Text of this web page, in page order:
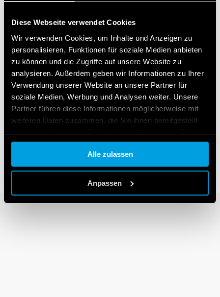
Diese Webseite verwendet Cookies
Wir verwenden Cookies, um Inhalte und Anzeigen zu
personalisieren, Funktionen für soziale Medien anbieten
zu können und die Zugriffe auf unsere Website zu
analysieren. Außerdem geben wir Informationen zu Ihrer
Verwendung unserer Website an unsere Partner für
soziale Medien, Werbung und Analysen weiter. Unsere
Partner führen diese Informationen möglicherweise mit
weiteren Daten zusammen, die Sie ihnen bereitgestellt
haben oder die sie im Rahmen Ihrer Nutzung der Dienste
gesammelt haben.
Cookie policy.
Alle zulassen
Anpassen
SERIE 30
Dual-In-Line-Relais 2A